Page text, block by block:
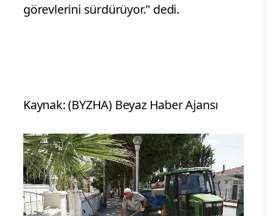
görevlerini sürdürüyor." dedi.
Kaynak: (BYZHA) Beyaz Haber Ajansı